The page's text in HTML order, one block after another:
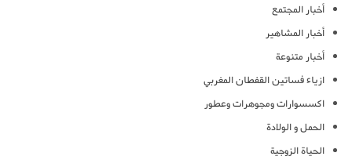
أخبار المجتمع
أخبار المشاهير
أخبار متنوعة
ازياء فساتين القفطان المغربي
اكسسوارات ومجوهرات وعطور
الحمل و الولادة
الحياة الزوجية